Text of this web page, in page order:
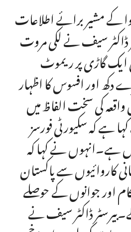
کے مشیر برائے اطلاعات
ڈاکٹر سیف نے لکی مروت
ایک گاڑی پر ریموٹ
دکھ اور افسوس کا اظہار
کی سخت الفاظ میں
ہے کہ سکیورٹی فورسز
ہے۔انہوں نے کہا کہ
کاروائیوں سے پاکستان
اور جوانوں کے حوصلے
ڈاکٹر سیف نے